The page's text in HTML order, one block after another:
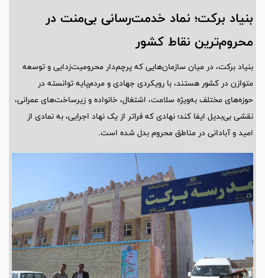
بنیاد برکت؛ نماد خدمت‌رسانی بی‌منت در
محروم‌ترین نقاط کشور
بنیاد برکت، در میان سازمان‌هایی که پرچم‌دار محرومیت‌زدایی و توسعه
متوازن در کشور هستند، با رویکردی جهادی و مردم‌پایه توانسته در
حوزه‌های مختلف به‌ویژه سلامت، اشتغال، خانواده و زیرساخت‌های عمرانی،
نقشی بی‌بدیل ایفا کند؛ نهادی که فراتر از یک نهاد اجرایی، به نمادی از
امید و آبادانی در مناطق محروم بدل شده است.